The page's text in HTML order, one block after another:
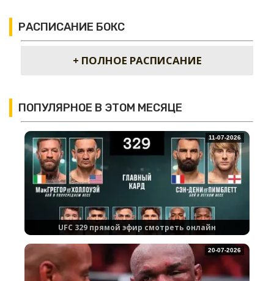
РАСПИСАНИЕ БОКС
+ ПОЛНОЕ РАСПИСАНИЕ
ПОПУЛЯРНОЕ В ЭТОМ МЕСЯЦЕ
UFC 329 прямой эфир смотреть онлайн
11-07-2026
20-07-2026